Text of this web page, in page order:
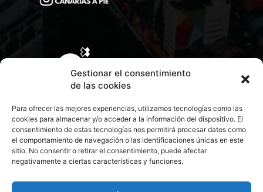
Gestionar el consentimiento
de las cookies
Para ofrecer las mejores experiencias, utilizamos tecnologías como las
cookies para almacenar y/o acceder a la información del dispositivo. El
consentimiento de estas tecnologías nos permitirá procesar datos como
el comportamiento de navegación o las identificaciones únicas en este
sitio. No consentir o retirar el consentimiento, puede afectar
negativamente a ciertas características y funciones.
CONTACTA CON NOSOTROS